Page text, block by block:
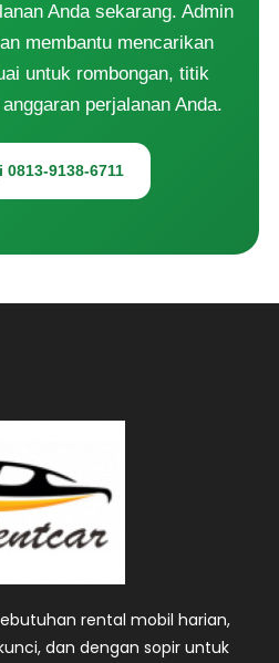
Anda sekarang. Admin
membantu mencarikan
untuk rombongan, titik
perjalanan Anda.
0813-9138-6711
rental mobil harian,
dan dengan sopir untuk